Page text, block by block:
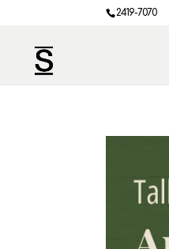
2419-7070